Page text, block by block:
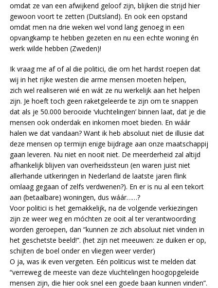
omdat ze van een afwijkend geloof zijn, blijken die strijd hier
gewoon voort te zetten (Duitsland). En ook een opstand
omdat men na drie weken wel vond lang genoeg in een
opvangkamp te hebben gezeten en nu een echte woning én
werk wilde hebben (Zweden)!
Ik vraag me af of al die politici, die om het hardst roepen dat
wij in het rijke westen die arme mensen moeten helpen,
zich wel realiseren wié en wát ze nu werkelijk aan het helpen
zijn. Je hoeft toch geen raketgeleerde te zijn om te snappen
dat als je 50.000 berooide ‘vluchtelingen’ binnen laat, dat je die
mensen ook onderdak en inkomen moet bieden. En wáár
halen we dat vandaan? Want ik heb absoluut niet de illusie dat
deze mensen op termijn enige bijdrage aan onze maatschappij
gaan leveren. Nu niet en nooit niet. De meerderheid zal altijd
afhankelijk blijven van overheidssteun (en waren juist niet
allerhande uitkeringen in Nederland de laatste jaren flink
omlaag gegaan of zelfs verdwenen?). En er is nu al een tekort
aan (betaalbare) woningen, dus wáár……?
Voor politici is het gemakkelijk, na de volgende verkiezingen
zijn ze weer weg en móchten ze ooit al ter verantwoording
worden geroepen, dan “kunnen ze zich absoluut niet vinden in
het geschetste beeld!”. (het zijn net meeuwen: ze duiken er op,
schijten de boel onder en vliegen weer verder)
O ja, was ik even vergeten. Eén politicus wist te melden dat
“verreweg de meeste van deze vluchtelingen hoogopgeleide
mensen zijn, die hier ook snel een goede baan kunnen vinden”.